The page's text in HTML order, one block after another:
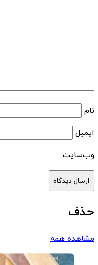
نام
ایمیل
وب‌سایت
حذف
مشاهده همه